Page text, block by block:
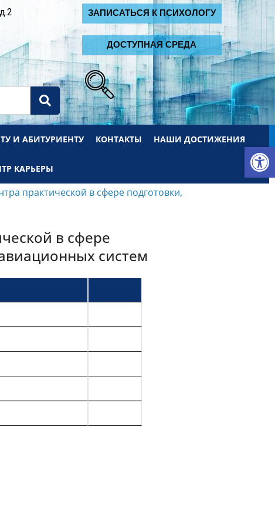
ЗАПИСАТЬСЯ К ПСИХОЛОГУ
ДОСТУПНАЯ СРЕДА
И АБИТУРИЕНТУ КОНТАКТЫ НАШИ ДОСТИЖЕНИЯ
КАРЬЕРЫ
практической в сфере подготовки,
в сфере
систем